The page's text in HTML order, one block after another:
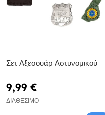
Σετ Αξεσουάρ Αστυνομικού
9,99 €
ΔΙΑΘΈΣΙΜΟ